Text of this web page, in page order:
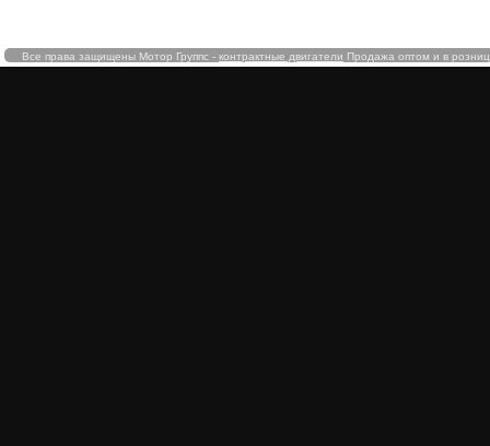
Все права защищены Мотор Группс - контрактные двигатели Продажа оптом и в